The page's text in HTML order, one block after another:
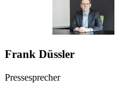
Frank Düssler
Pressesprecher